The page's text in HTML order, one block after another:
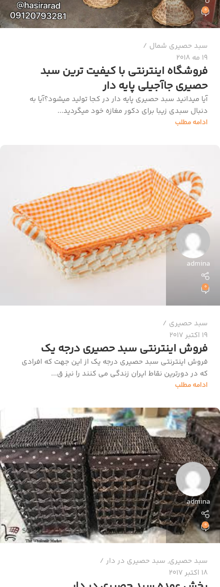
0
سبد حصیری شمال
19 مه 2018
فروشگاه اینترنتی با کیفیت ترین سبد
حصیری جاآجیلی پایه دار
آیا میدانید سبد حصیری پایه دار در کجا تولید میشود؟آیا به
دنبال سبدی زیبا برای دکور مغازه خود میگردید...
ادامه مطلب
admina
0
سبد حصیری
19 اکتبر 2017
فروش اینترنتی سبد حصیری درجه یک
فروش اینترنتی سبد حصیری درجه یک از این جهت که افرادی
که در دورترین نقاط ایران زندگی می کنند را نیز ق...
ادامه مطلب
admina
0
سبد حصیری, سبد حصیری در دار
18 اکتبر 2017